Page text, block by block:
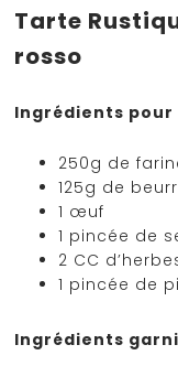
Tarte
rosso
Ingrédients
250g de
125g de
1 œuf
1 pincée de
2 CC
1 pincée de
Ingrédients